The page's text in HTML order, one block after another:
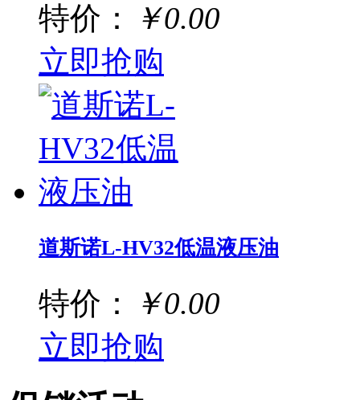
特价：
￥0.00
立即抢购
道斯诺L-HV32低温液压油
特价：
￥0.00
立即抢购